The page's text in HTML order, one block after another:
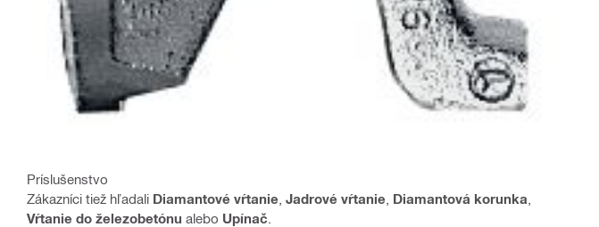
Príslušenstvo
Zákazníci tiež hľadali Diamantové vŕtanie Jadrové vŕtanie Diamantová korunka
Vŕtanie do železobetónu alebo Upínač